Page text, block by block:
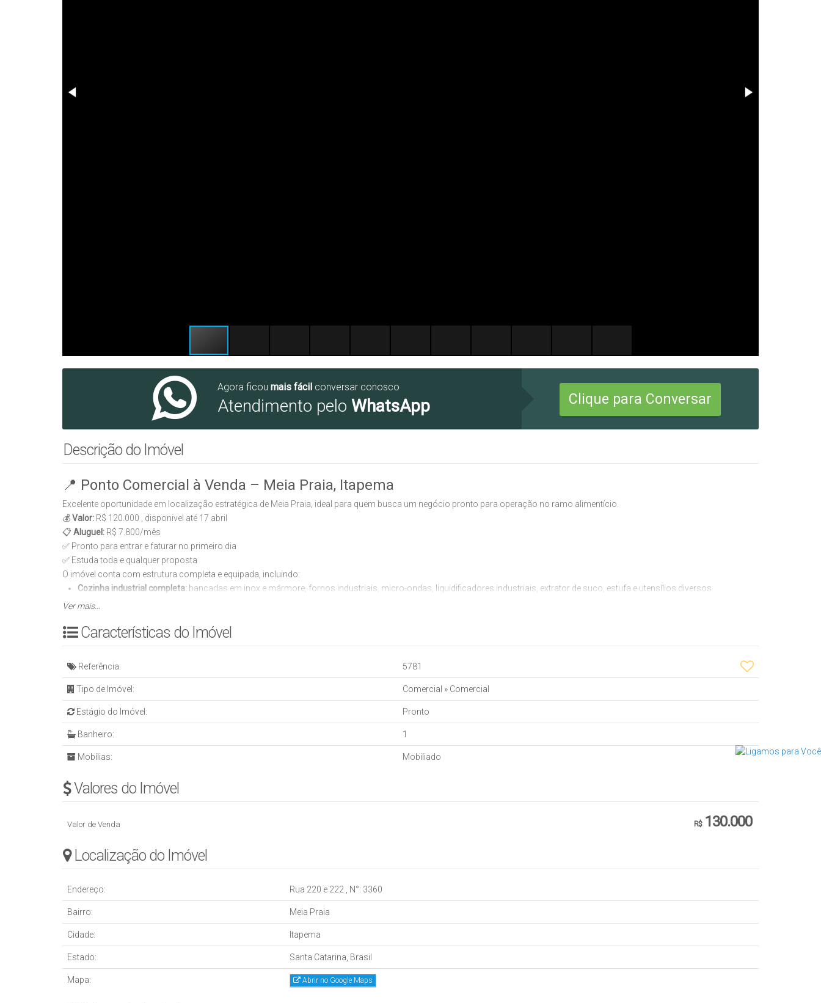
Agora ficou mais fácil conversar conosco
Atendimento pelo WhatsApp Clique para Conversar
Descrição do Imóvel
📍 Ponto Comercial à Venda – Meia Praia, Itapema
Excelente oportunidade em localização estratégica de Meia Praia, ideal para quem busca um negócio pronto para operação no ramo alimentício.
💰Valor: R$ 120.000 , disponivel até 17 abril
📋 Aluguel: R$ 7.800/mês
✅ Pronto para entrar e faturar no primeiro dia
✅ Estuda toda e qualquer proposta
O imóvel conta com estrutura completa e equipada, incluindo:
Cozinha industrial completa: bancadas em inox e mármore, fornos industriais, micro-ondas, liquidificadores industriais, extrator de suco, estufa e utensílios diversos
Refrigeração:
Mobiliário completo:balcões em MDF com tampo em mármore, mesas, cadeiras e banquetas
Equipamentos operacionais:caixa, computador i5, impressora, monitor, balança e painel de senha
Apoio e organização:
🔧Itens em comodato:
Ver mais...
Características do Imóvel
Referência: 5781
Tipo de Imóvel: Comercial » Comercial
Estágio do Imóvel: Pronto
Banheiro: 1
Mobílias: Mobiliado
Valores do Imóvel
R$130.000
Valor de Venda
Localização do Imóvel
Endereço: Rua 220 e 222 N°: 3360
Bairro: Meia Praia
Cidade: Itapema
Estado: Santa Catarina, Brasil
Mapa: Abrir no Google Maps